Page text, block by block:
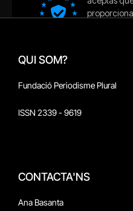
QUI SOM?
Fundació Periodisme Plural
ISSN 2339 - 9619
CONTACTA'NS
Ana Basanta